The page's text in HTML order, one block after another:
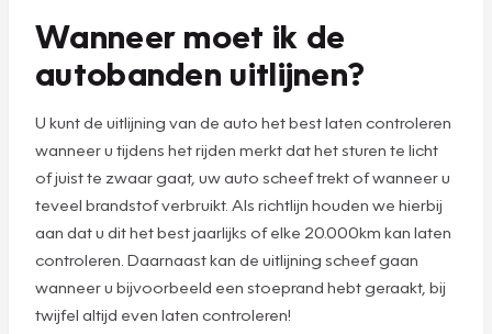
Wanneer moet ik de
autobanden uitlijnen?
U kunt de uitlijning van de auto het best laten controleren
wanneer u tijdens het rijden merkt dat het sturen te licht
of juist te zwaar gaat, uw auto scheef trekt of wanneer u
teveel brandstof verbruikt. Als richtlijn houden we hierbij
aan dat u dit het best jaarlijks of elke 20.000km kan laten
controleren. Daarnaast kan de uitlijning scheef gaan
wanneer u bijvoorbeeld een stoeprand hebt geraakt, bij
twijfel altijd even laten controleren!